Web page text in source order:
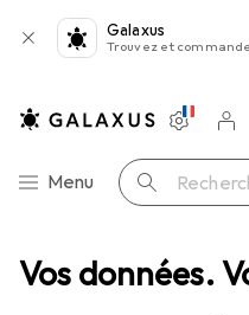
Vos données.
Galaxus
Trouvez et
Navigation par catégorie
Menu Recherche
Paramètres
Compte
Listes de
Listes
Panier
Koziol Bouteille